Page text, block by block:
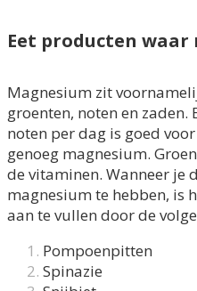
Eet producten
Magnesium zit
groenten, noten en zaden.
noten per dag is goed
genoeg magnesium. G
de vitaminen. Wanneer je
magnesium te hebben, is
aan te vullen door de
Pompoenpitten
Spinazie